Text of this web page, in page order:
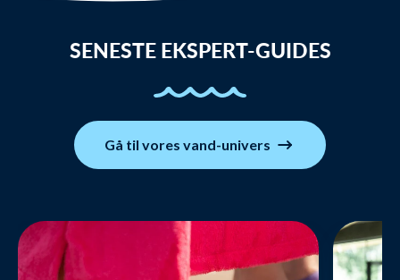
SENESTE EKSPERT-GUIDES
Gå til vores vand-univers